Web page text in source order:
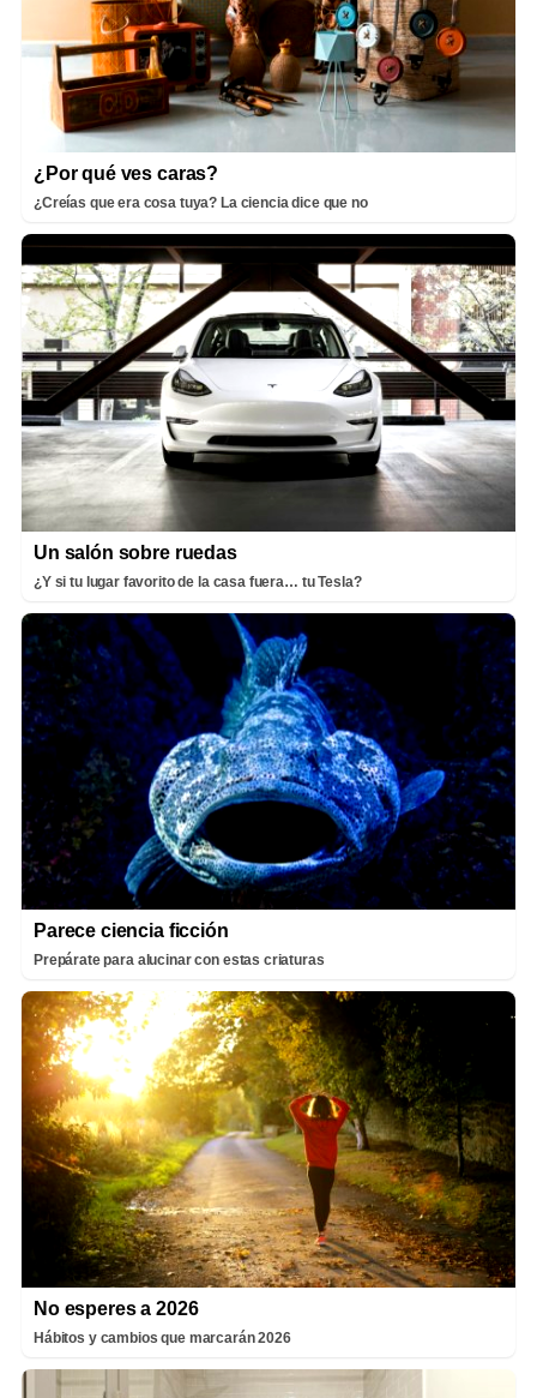
¿Por qué ves caras?
¿Creías que era cosa tuya? La ciencia dice que no
Un salón sobre ruedas
¿Y si tu lugar favorito de la casa fuera… tu Tesla?
Parece ciencia ficción
Prepárate para alucinar con estas criaturas
No esperes a 2026
Hábitos y cambios que marcarán 2026